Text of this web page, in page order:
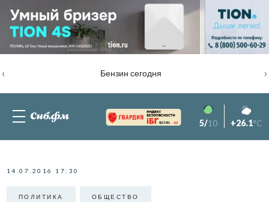
Бензин сегодня
‹ ›
82.76% -1.2 5/10 +26.1°C
14.07.2016 17:30
ПОЛИТИКА ОБЩЕСТВО